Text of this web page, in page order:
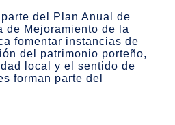
del Plan Anual de
de Mejoramiento de la
fomentar instancias de
del patrimonio porteño,
local y el sentido de
forman parte del